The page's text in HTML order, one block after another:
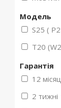
Мoдель
S25 (
T20
Гарантія
12
2 тижні